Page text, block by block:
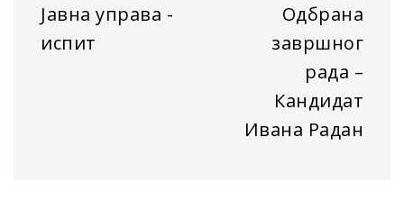
Јавна управа -
испит
Одбрана
завршног
рада –
Кандидат
Ивана Радан